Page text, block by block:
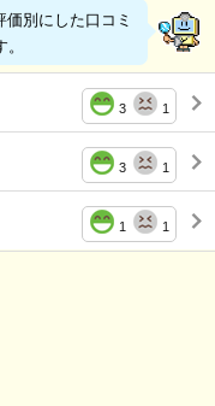
価別にした口コミ
3 1
3 1
1 1